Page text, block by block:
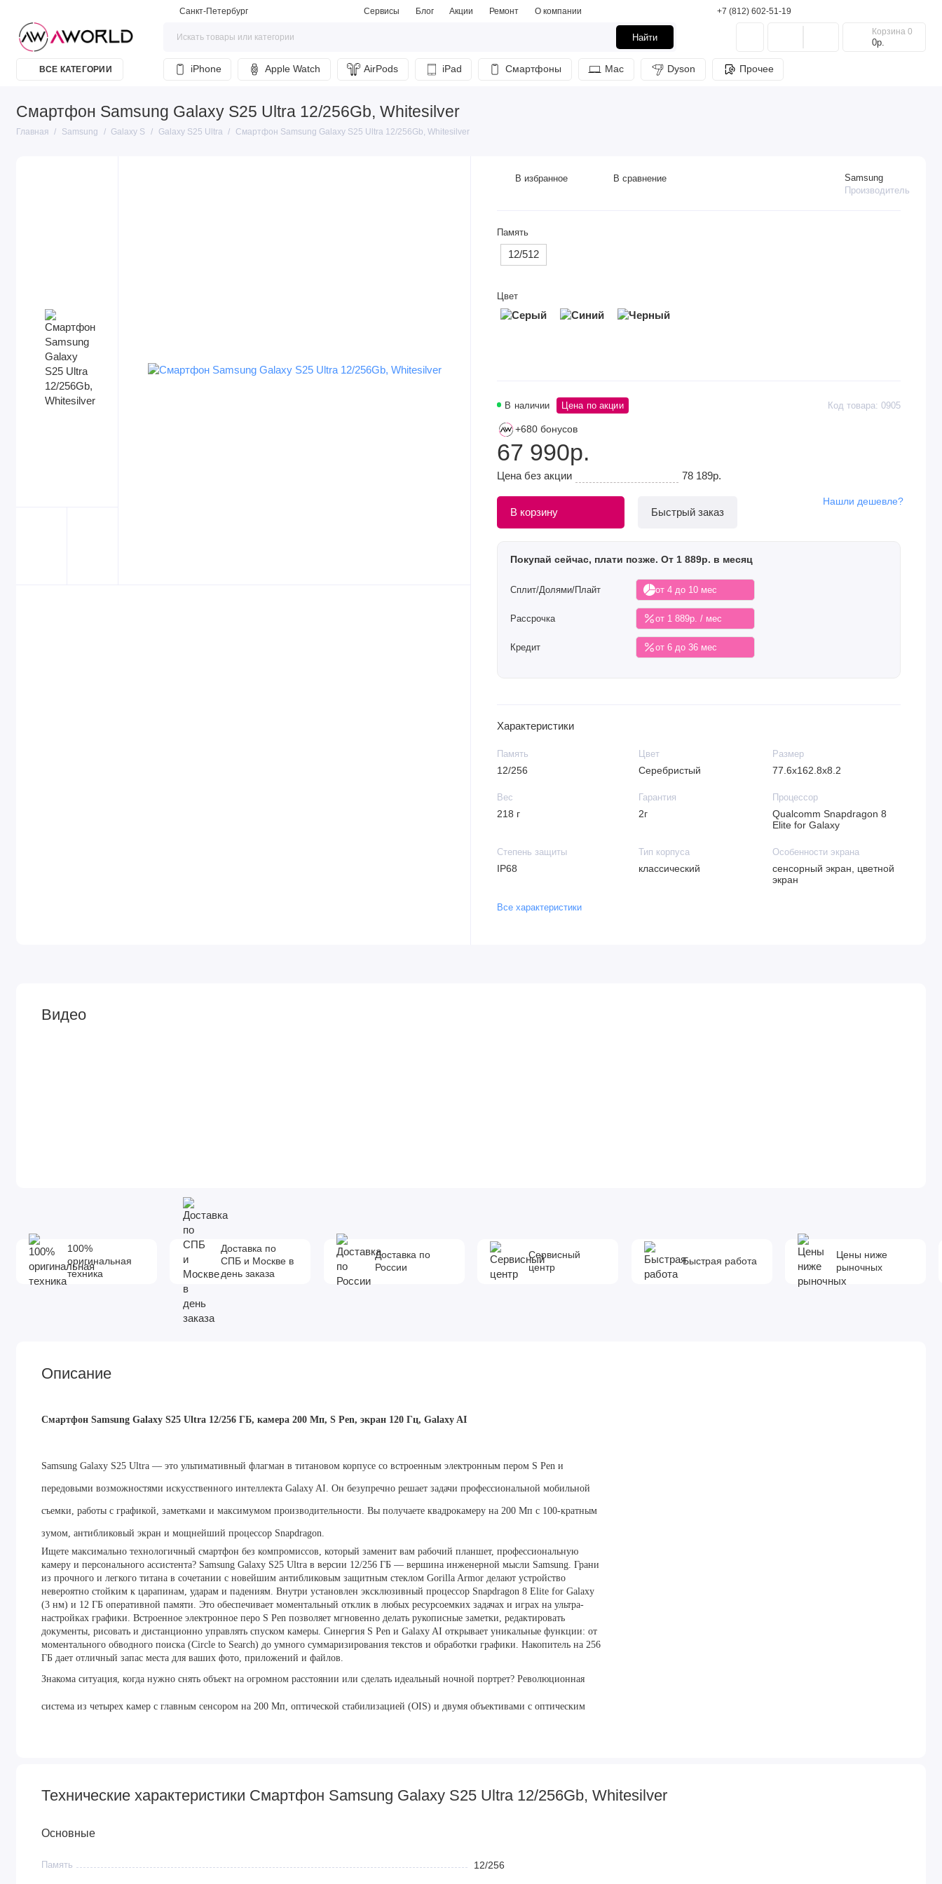
Санкт-Петербург Сервисы Блог Акции Ремонт О компании +7 (812) 602-51-19
Найти
Корзина 0
0р.
ВСЕ КАТЕГОРИИ iPhone Apple Watch AirPods iPad Смартфоны Mac Dyson Прочее
Смартфон Samsung Galaxy S25 Ultra 12/256Gb, Whitesilver
Главная Samsung Galaxy S Galaxy S25 Ultra Смартфон Samsung Galaxy S25 Ultra 12/256Gb, Whitesilver
Память
12/512
Цвет
В наличии Код товара: 0905
Цена по акции
Samsung
Производитель
+680 бонусов
67 990р.
Цена без акции 78 189р.
В корзину Быстрый заказ
Нашли дешевле?
Покупай сейчас, плати позже. От 1 889р. в месяц
Сплит/Долями/Плайт от 4 до 10 мес
Рассрочка от 1 889р. / мес
Кредит от 6 до 36 мес
В избранное В сравнение
Характеристики
Память
12/256
Цвет
Серебристый
Размер
77.6x162.8x8.2
Вес
218 г
Гарантия
2г
Процессор
Qualcomm Snapdragon 8
Elite for Galaxy
Степень защиты
IP68
Тип корпуса
классический
Особенности экрана
сенсорный экран, цветной
экран
Все характеристики
Видео
100%
оригинальная
техника
Доставка по
СПБ и Москве в
день заказа
Доставка по
России
Сервисный
центр
Быстрая работа
Цены ниже
рыночных
Описание
Смартфон Samsung Galaxy S25 Ultra 12/256 ГБ, камера 200 Мп, S Pen, экран 120 Гц, Galaxy AI
Samsung Galaxy S25 Ultra — это ультимативный флагман в титановом корпусе со встроенным электронным пером S Pen и
передовыми возможностями искусственного интеллекта Galaxy AI. Он безупречно решает задачи профессиональной мобильной
съемки, работы с графикой, заметками и максимумом производительности. Вы получаете квадрокамеру на 200 Мп с 100-кратным
зумом, антибликовый экран и мощнейший процессор Snapdragon.
Ищете максимально технологичный смартфон без компромиссов, который заменит вам рабочий планшет, профессиональную
камеру и персонального ассистента? Samsung Galaxy S25 Ultra в версии 12/256 ГБ — вершина инженерной мысли Samsung. Грани
из прочного и легкого титана в сочетании с новейшим антибликовым защитным стеклом Gorilla Armor делают устройство
невероятно стойким к царапинам, ударам и падениям. Внутри установлен эксклюзивный процессор Snapdragon 8 Elite for Galaxy
(3 нм) и 12 ГБ оперативной памяти. Это обеспечивает моментальный отклик в любых ресурсоемких задачах и играх на ультра-
настройках графики. Встроенное электронное перо S Pen позволяет мгновенно делать рукописные заметки, редактировать
документы, рисовать и дистанционно управлять спуском камеры. Синергия S Pen и Galaxy AI открывает уникальные функции: от
моментального обводного поиска (Circle to Search) до умного суммаризирования текстов и обработки графики. Накопитель на 256
ГБ дает отличный запас места для ваших фото, приложений и файлов.
Знакома ситуация, когда нужно снять объект на огромном расстоянии или сделать идеальный ночной портрет? Революционная
система из четырех камер с главным сенсором на 200 Мп, оптической стабилизацией (OIS) и двумя объективами с оптическим
Огромный 6,8-дюймовый плоский экран Dynamic AMOLED 2X с разрешением QHD+ и частотой 120 Гц дарит кристально чистое
активного использования.
Технические характеристики Смартфон Samsung Galaxy S25 Ultra 12/256Gb, Whitesilver
Основные
Память 12/256